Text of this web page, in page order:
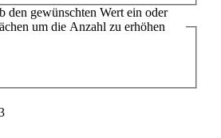
den gewünschten Wert ein oder
um die Anzahl zu erhöhen